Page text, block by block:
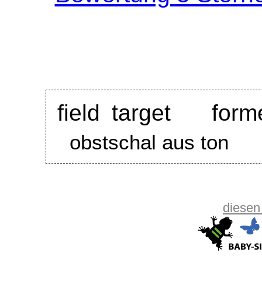
field target
obstschal aus ton